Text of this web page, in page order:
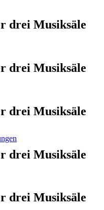
drei Musiksäle
drei Musiksäle
drei Musiksäle
drei Musiksäle
drei Musiksäle